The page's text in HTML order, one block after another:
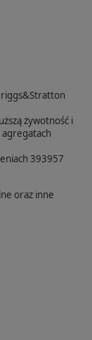
żywotność i
393957
oraz inne